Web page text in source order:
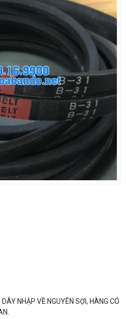
NHẬP VỀ NGUYÊN SỢI, HÀNG CÓ